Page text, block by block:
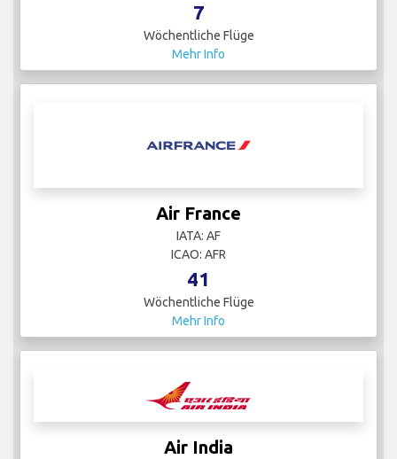
7
Wöchentliche Flüge
Mehr Info
Air France
IATA: AF
ICAO: AFR
41
Wöchentliche Flüge
Mehr Info
Air India